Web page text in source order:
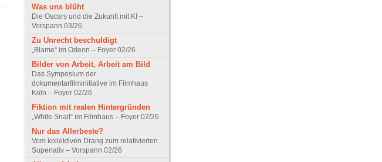
Was uns blüht
Die Oscars und die Zukunft mit KI –
Vorspann 03/26
Zu Unrecht beschuldigt
„Blame“ im Odeon – Foyer 02/26
Bilder von Arbeit, Arbeit am Bild
Das Symposium der
dokumentarfilminitiative im Filmhaus
Köln – Foyer 02/26
Fiktion mit realen Hintergründen
„White Snail“ im Filmhaus – Foyer 02/26
Nur das Allerbeste?
Vom kollektiven Drang zum relativierten
Superlativ – Vorspann 02/26